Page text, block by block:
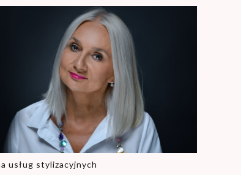
usług stylizacyjnych